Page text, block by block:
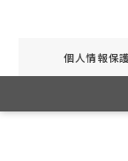
個人情報保